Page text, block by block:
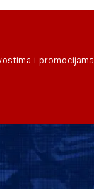
i promocijama